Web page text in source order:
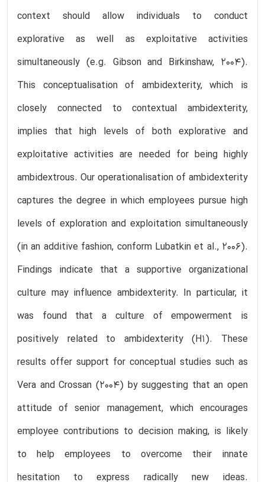
context should allow individuals to conduct
explorative as well as exploitative activities
simultaneously (e.g. Gibson and Birkinshaw, 2004).
This conceptualisation of ambidexterity, which is
closely connected to contextual ambidexterity,
implies that high levels of both explorative and
exploitative activities are needed for being highly
ambidextrous. Our operationalisation of ambidexterity
captures the degree in which employees pursue high
levels of exploration and exploitation simultaneously
(in an additive fashion, conform Lubatkin et al., 2006).
Findings indicate that a supportive organizational
culture may influence ambidexterity. In particular, it
was found that a culture of empowerment is
positively related to ambidexterity (H1). These
results offer support for conceptual studies such as
Vera and Crossan (2004) by suggesting that an open
attitude of senior management, which encourages
employee contributions to decision making, is likely
to help employees to overcome their innate
hesitation to express radically new ideas.